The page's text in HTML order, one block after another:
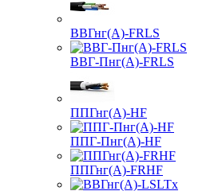
ВВГнг(А)-FRLS
ВВГ-Пнг(А)-FRLS
ППГнг(А)-HF
ППГ-Пнг(А)-HF
ППГнг(А)-FRHF